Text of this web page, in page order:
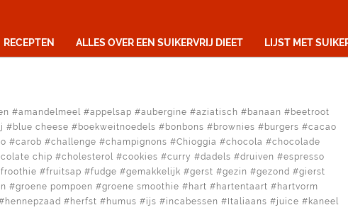
RECEPTEN ALLES OVER EEN SUIKERVRIJ DIEET LIJST MET
amandelmeel appelsap aubergine aziatisch banaan
beetroot
blue cheese boekweitnoedels bonbons brownies burgers
cacao
carob challenge champignons Chioggia chocola
chocolade
chip cholesterol cookies curry dadels druiven
espresso
froothie fruitsap fudge gemakkelijk gerst gezin gezond
gierst
groene pompoen groene smoothie hart hartentaart
hartvorm
hennepzaad herfst humus ijs incabessen Italiaans juice
kaneel